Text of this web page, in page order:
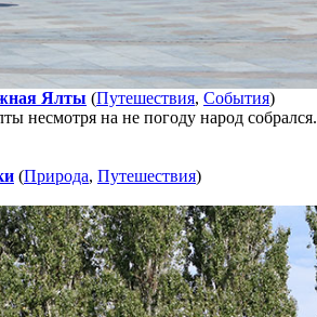
Ялты (Путешествия, События)
несмотря на не погоду народ собрался.
(Природа, Путешествия)